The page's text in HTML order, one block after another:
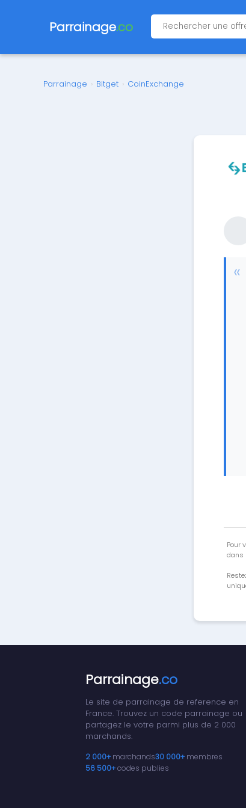
Parrainage.co
Parrainage › Bitget › CoinExchange
Pour
dans
Parrainage.co
Le site de parrainage de reference en
France. Trouvez un code parrainage ou
partagez le votre parmi plus de 2 000
marchands.
2 000+ marchands30 000+ membres
56 500+codes publies